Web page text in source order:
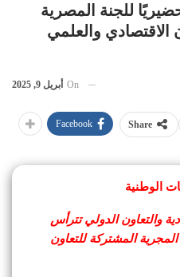
للجنة المصرية
الاقتصادي والعلمي
On أبريل 9, 2025
Share
Facebook
الوطنية
والتعاون الدولي تترأس
المشتركة للتعاون